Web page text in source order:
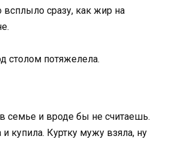
всплыло сразу, как жир на
столом потяжелела.
семье и вроде бы не считаешь.
купила. Куртку мужу взяла, ну